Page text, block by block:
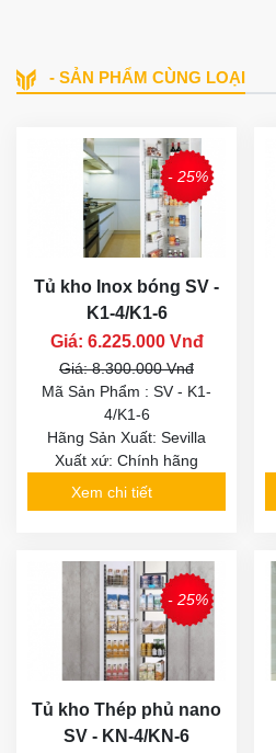
- SẢN PHẨM CÙNG LOẠI
- 25%
Tủ kho Inox bóng SV -
K1-4/K1-6
Giá: 6.225.000 Vnđ
Giá: 8.300.000 Vnđ
Mã Sản Phẩm : SV - K1-
4/K1-6
Hãng Sản Xuất: Sevilla
Xuất xứ: Chính hãng
Xem chi tiết
- 25%
Tủ kho Thép phủ nano
SV - KN-4/KN-6